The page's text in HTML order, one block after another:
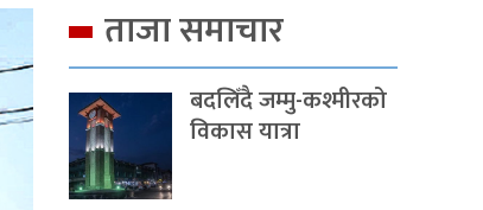
ताजा समाचार
बदलिँदै जम्मु-कश्मीरको
विकास यात्रा